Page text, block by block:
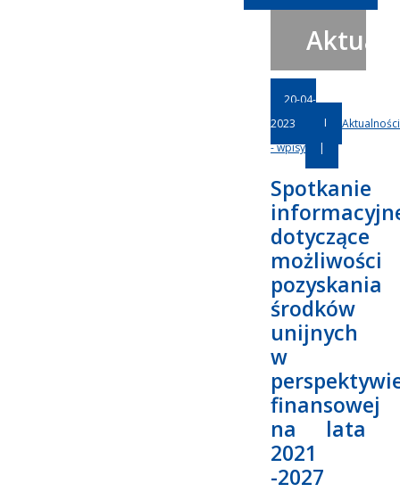
20-04-
2023
|
Aktualności
- wpisy
|
Spotkanie
dotyczące
możliwości
pozyskania
środków
unijnych
w
finansowej
na lata
2021
-2027